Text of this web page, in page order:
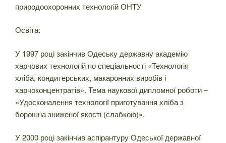
природоохоронних технологій ОНТУ
Освіта:
У 1997 році закінчив Одеську державну академію
харчових технологій по спеціальності «Технологія
хліба, кондитерських, макаронних виробів і
харчоконцентратів». Тема наукової дипломної роботи –
«Удосконалення технології приготування хліба з
борошна зниженої якості (слабкою)».
У 2000 році закінчив аспірантуру Одеської державної